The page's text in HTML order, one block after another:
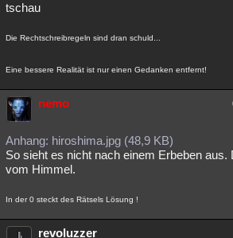
tschau
Die Rechtschreibregeln sind dran schuld...
Eine bessere Realität ist nur einen Gedanken entfernt!
nemo
Anhang: hiroshima.jpg (48,9 KB)
So sieht es nicht nach einem Erbeben aus.
vom Himmel.
In der 0 steckt des Rätsels Lösung !
revoluzzer